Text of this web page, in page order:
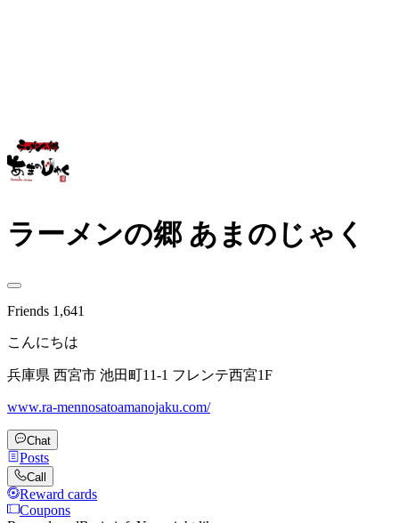
ラーメンの郷 あまのじゃく
Friends 1,641
こんにちは
兵庫県 西宮市 池田町11-1 フレンテ西宮1F
www.ra-mennosatoamanojaku.com/
Chat
Posts
Call
Reward cards
Coupons